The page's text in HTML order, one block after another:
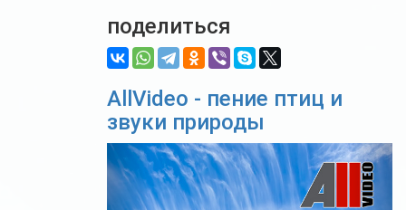
поделиться
AllVideo - пение птиц и
звуки природы
Previous